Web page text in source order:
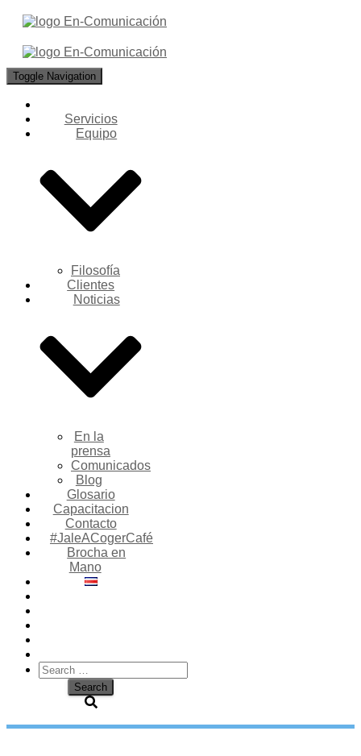
Toggle Navigation
Servicios
Equipo
Filosofía
Clientes
Noticias
En la
prensa
Comunicados
Blog
Glosario
Capacitacion
Contacto
#JaleACogerCafé
Brocha en
Mano
Search
for: